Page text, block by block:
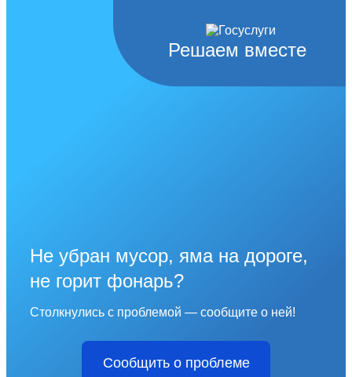
Решаем вместе
Не убран мусор, яма на дороге,
не горит фонарь?
Столкнулись с проблемой — сообщите о ней!
Сообщить о проблеме